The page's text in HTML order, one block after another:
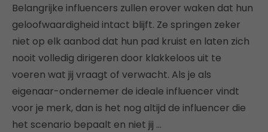
Belangrijke influencers zullen erover waken dat hun
geloofwaardigheid intact blijft. Ze springen zeker
niet op elk aanbod dat hun pad kruist en laten zich
nooit volledig dirigeren door klakkeloos uit te
voeren wat jij vraagt of verwacht. Als je als
eigenaar-ondernemer de ideale influencer vindt
voor je merk, dan is het nog altijd de influencer die
het scenario bepaalt en niet jij …